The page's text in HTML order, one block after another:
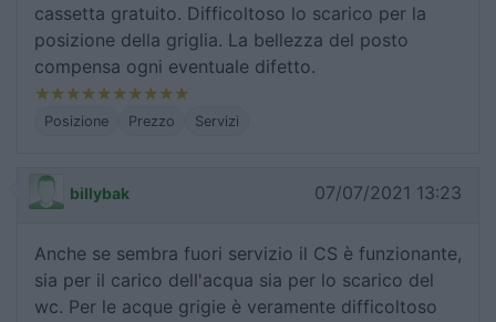
cassetta gratuito. Difficoltoso lo scarico per la
posizione della griglia. La bellezza del posto
compensa ogni eventuale difetto.
Posizione Prezzo Servizi
billybak 07/07/2021 13:23
Anche se sembra fuori servizio il CS è funzionante,
sia per il carico dell'acqua sia per lo scarico del
wc. Per le acque grigie è veramente difficoltoso